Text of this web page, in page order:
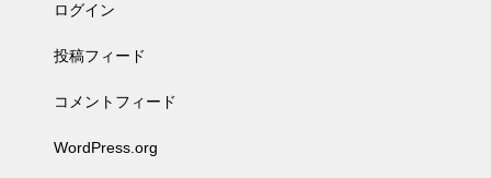
ログイン
投稿フィード
コメントフィード
WordPress.org